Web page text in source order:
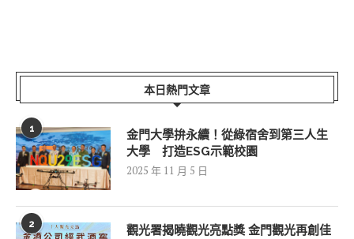
本日熱門文章
1
金門大學拚永續！從綠宿舍到第三人生
大學 打造ESG示範校園
2025 年 11 月 5 日
2
觀光署揭曉觀光亮點獎 金門觀光再創佳